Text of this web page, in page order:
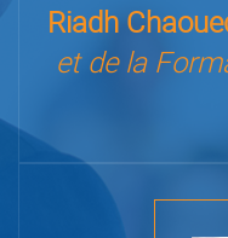
Riadh
et de la